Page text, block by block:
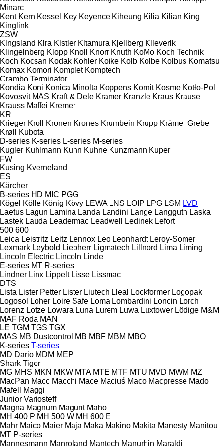
Minarc
Kent Kern Kessel Key Keyence Kiheung Kilia Kilian King
Kinglink
ZSW
Kingsland Kira Kistler Kitamura Kjellberg Klieverik
Klingelnberg Klopp Knoll Knorr Knuth KoMo Koch Technik
Koch Kocsan Kodak Kohler Koike Kolb Kolbe Kolbus Komatsu
Komax Komori Komplet Komptech
Crambo Terminator
Kondia Koni Konica Minolta Koppens Kornit Kosme Kotło-Pol
Kovosvit MAS Kraft & Dele Kramer Kranzle Kraus Krause
Krauss Maffei Kremer
KR
Krieger Kroll Kronen Krones Krumbein Krupp Krämer Grebe
Krøll
Kubota
D-series K-series L-series M-series
Kugler Kuhlmann Kuhn Kuhne Kunzmann Kuper
FW
Kusing Kverneland
ES
Kärcher
B-series HD MIC PGG
Kögel Kölle König Kövy LEWA LNS LOIP LPG LSM LVD
Laetus Lagun Lamina Landa Landini Lange Langguth Laska
Lastek Lauda Leadermac Leadwell Ledinek Lefort
500 600
Leica Leistritz Leitz Lennox Leo Leonhardt Leroy-Somer
Lexmark Leybold Liebherr Ligmatech Lillnord Lima Liming
Lincoln Electric Lincoln Linde
E-series MT R-series
Lindner Linx Lippelt Lisse Lissmac
DTS
Lista Lister Petter Lister Liutech Lleal Lockformer Logopak
Logosol
Loher Loire Safe Loma Lombardini Loncin Lorch
Lorenz Lotze Lowara Luna Lurem Luwa Luxtower Lödige M&M
MAF Roda MAN
LE TGM TGS TGX
MAS MB Dustcontrol MB MBF MBM MBO
K-series T-series
MD Dario MDM MEP
Shark Tiger
MG MHS MKN MKW MTA MTE MTF MTU MVD MWM MZ
MacPan Macc Macchi Mace Maciuś Maco Macpresse Mado
Mafell
Maggi
Junior Variosteff
Magna Magnum Magurit Maho
MH 400 P MH 500 W MH 600 E
Mahr Maico Maier Maja Maka Makino Makita Manesty Manitou
MT P-series
Mannesmann Manroland Mantech Manurhin Maraldi